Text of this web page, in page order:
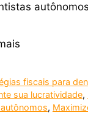
fiscais para
sua lucratividade,
,